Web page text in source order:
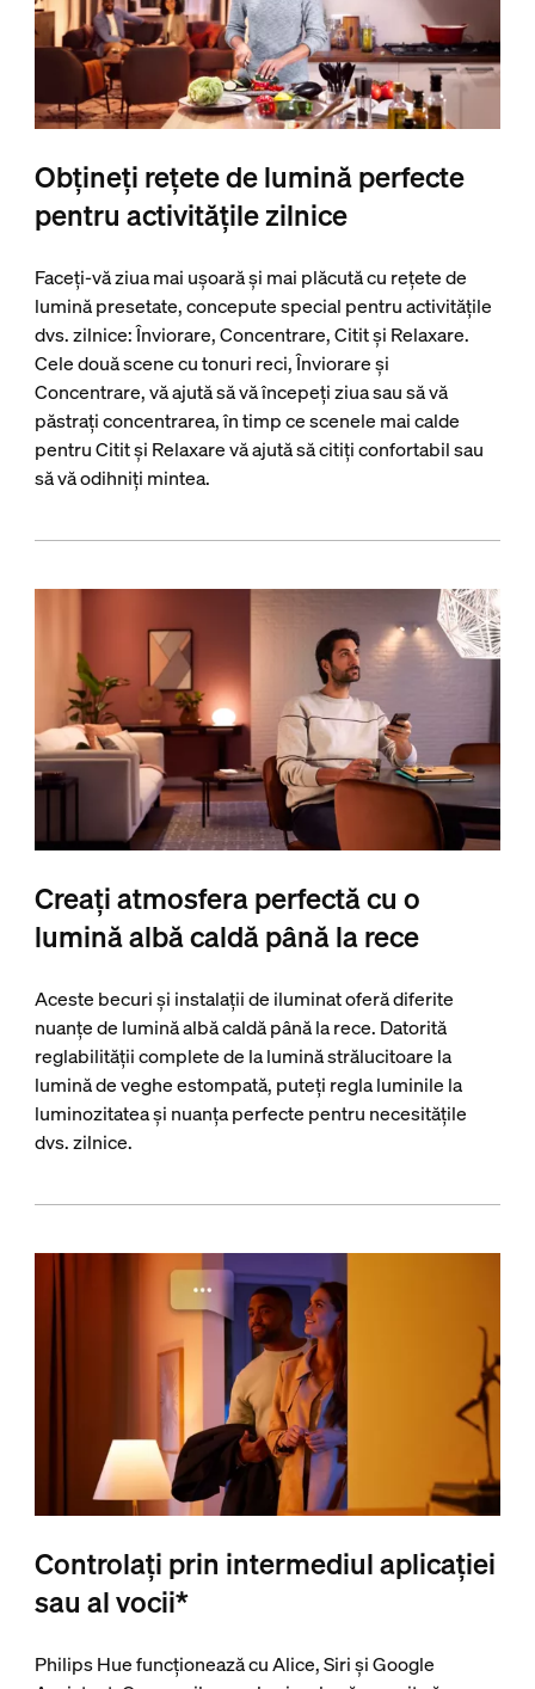
Obțineți rețete de lumină perfecte
pentru activitățile zilnice
Faceți-vă ziua mai ușoară și mai plăcută cu rețete de
lumină presetate, concepute special pentru activitățile
dvs. zilnice: Înviorare, Concentrare, Citit și Relaxare.
Cele două scene cu tonuri reci, Înviorare și
Concentrare, vă ajută să vă începeți ziua sau să vă
păstrați concentrarea, în timp ce scenele mai calde
pentru Citit și Relaxare vă ajută să citiți confortabil sau
să vă odihniți mintea.
Creați atmosfera perfectă cu o
lumină albă caldă până la rece
Aceste becuri și instalații de iluminat oferă diferite
nuanțe de lumină albă caldă până la rece. Datorită
reglabilității complete de la lumină strălucitoare la
lumină de veghe estompată, puteți regla luminile la
luminozitatea și nuanța perfecte pentru necesitățile
dvs. zilnice.
Controlați prin intermediul aplicației
sau al vocii*
Philips Hue funcționează cu Alice, Siri și Google